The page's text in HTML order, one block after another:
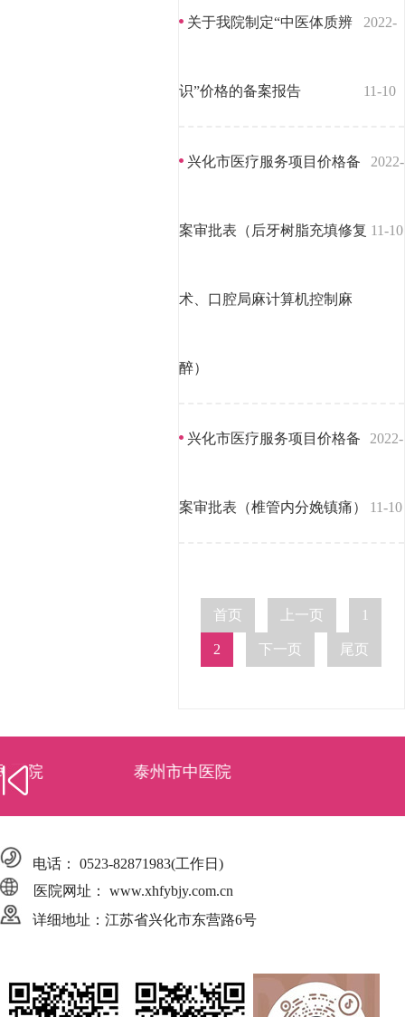
关于我院制定“中医体质辨
识”价格的备案报告
2022-
11-10
兴化市医疗服务项目价格备
案审批表（后牙树脂充填修复
术、口腔局麻计算机控制麻
醉）
2022-
11-10
兴化市医疗服务项目价格备
案审批表（椎管内分娩镇痛）
2022-
11-10
首页 上一页 1
2 下一页 尾页
泰州市中医院
电话： 0523-82871983(工作日)
医院网址： www.xhfybjy.com.cn
详细地址：江苏省兴化市东营路6号